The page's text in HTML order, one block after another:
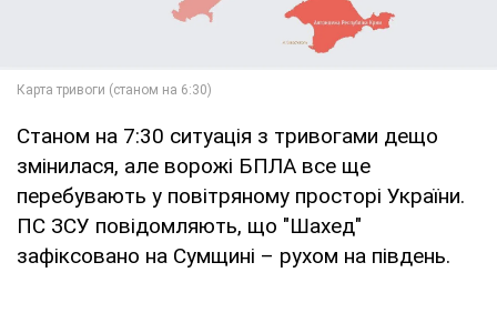
Станом на 7:30 ситуація з тривогами дещо
змінилася, але ворожі БПЛА все ще
перебувають у повітряному просторі України.
ПС ЗСУ повідомляють, що "Шахед"
зафіксовано на Сумщині – рухом на південь.